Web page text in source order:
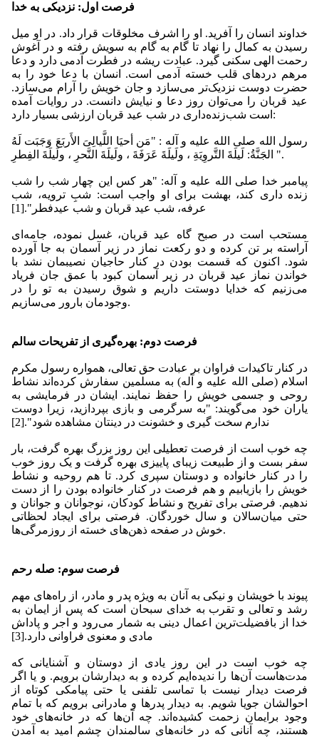
فرصت اول: نزدیکی به خدا
خداوند انسان را آفرید. او را اشرف مخلوقات قرار داد. در او میل
رسیدن به کمال را نهاد تا گام به گام به سویش رفته و در آغوش
رحمت الهی سکنی گیرد. عبادت ریشه در فطرت آدمی دارد و دعا
مرهم دردهای قلب خسته آدمی است. انسان با دعا خود را به
حضرت دوست نزدیک‌تر می‌سازد و جان خویش را آرام می‌سازد.
عید قربان را می‌توان روز دعا و نیایش دانست. در روایات آمده
است شب‌زنده‌داری در شب عید قربان ارزشی بسیار دارد:
رسول الله صلى الله علیه و آله : "مَن أحیَا اللَّیالِیَ الأَربَعَ وَجَبَت لَهُ
الجَنَّةُ: لَیلَةَ التَّروِیَةِ ، ولَیلَةَ عَرَفَةَ ، ولَیلَةَ النَّحرِ ، ولَیلَةَ الفِطرِ ".
پیامبر خدا صلى الله علیه و آله: "هر كس این چهار شب را شب
زنده دارى كند، بهشت براى او واجب است: شبِ ترویه، شب
عرفه، شب عید قربان و شب عیدفطر".[1]
مستحب است در صبح گاه عید قربان، غسل نموده، جامه‌ای
آراسته بر تن کرده و دو رکعت نماز در زیر آسمان به جا آورده
شود. اکنون که قسمت بودن در کنار حاجیان نصیبمان نشد با
خواندن نماز عید قربان در زیر آسمان کبود با عمق جان فریاد
می‌زنیم که خدایا دوستت داریم و شوق رسیدن به تو را در
وجودمان بارور می‌سازیم.
فرصت دوم: بهره‌گیری از تفریحات سالم
در کنار تاکیدات فراوان بر عبادت حق تعالی، همواره رسول مکرم
اسلام (صلی الله علیه و آله) به مسلمین سفارش کرده‌اند نشاط
روحی و جسمی خویش را حفظ نمایند. ایشان در فرمایشی به
یاران خود می‌گویند: "به سرگرمی و بازی بپردازید، زیرا دوست
ندارم سخت گیری و خشونت در دینتان مشاهده شود".[2]
چه خوب است از فرصت تعطیلی این روز بزرگ بهره گرفت، بار
سفر بست و از طبیعت زیبای پاییزی بهره گرفت و یک روز خوب
را در کنار خانواده و دوستان سپری کرد. تا هم روحیه و نشاط
خویش را بازیابیم و هم فرصت در کنار خانواده بودن را از دست
ندهیم. فرصتی برای تفریح و نشاط کودکان، نوجوانان و جوانان و
حتی میان‌سالان و سال خوردگان. فرصتی برای ایجاد لحظاتی
خوش در صفحه ذهن‌های خسته از روزمرگی‌ها.
فرصت سوم: صله رحم
پیوند با خویشان و نیکی به آنان به ویژه پدر و مادر، از راه‌های مهم
رشد و تعالی و تقرب به خدای سبحان است که پس از ایمان به
خدا از بافضیلت‌ترین اعمال دینی به شمار می‌رود و اجر و پاداش
مادی و معنوی فراوانی دارد.[3]
چه خوب است در این روز یادی از دوستان و آشنایانی که
مدت‌هاست آن‌ها را ندیده‌ایم کرده و به دیدارشان برویم. و یا اگر
فرصت دیدار نیست با تماسی تلفنی یا حتی پیامکی کوتاه از
احوالشان جویا شویم. به دیدار پدرها و مادرانی برویم که با تمام
وجود برایمان زحمت کشیده‌اند. چه آن‌ها که در خانه‌های خود
هستند، چه آنانی که در خانه‌های سالمندان چشم امید به آمدن